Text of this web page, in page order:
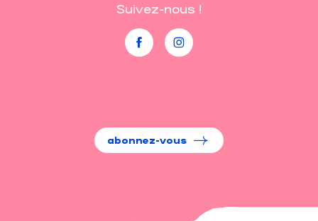
Suivez-nous !
abonnez-vous